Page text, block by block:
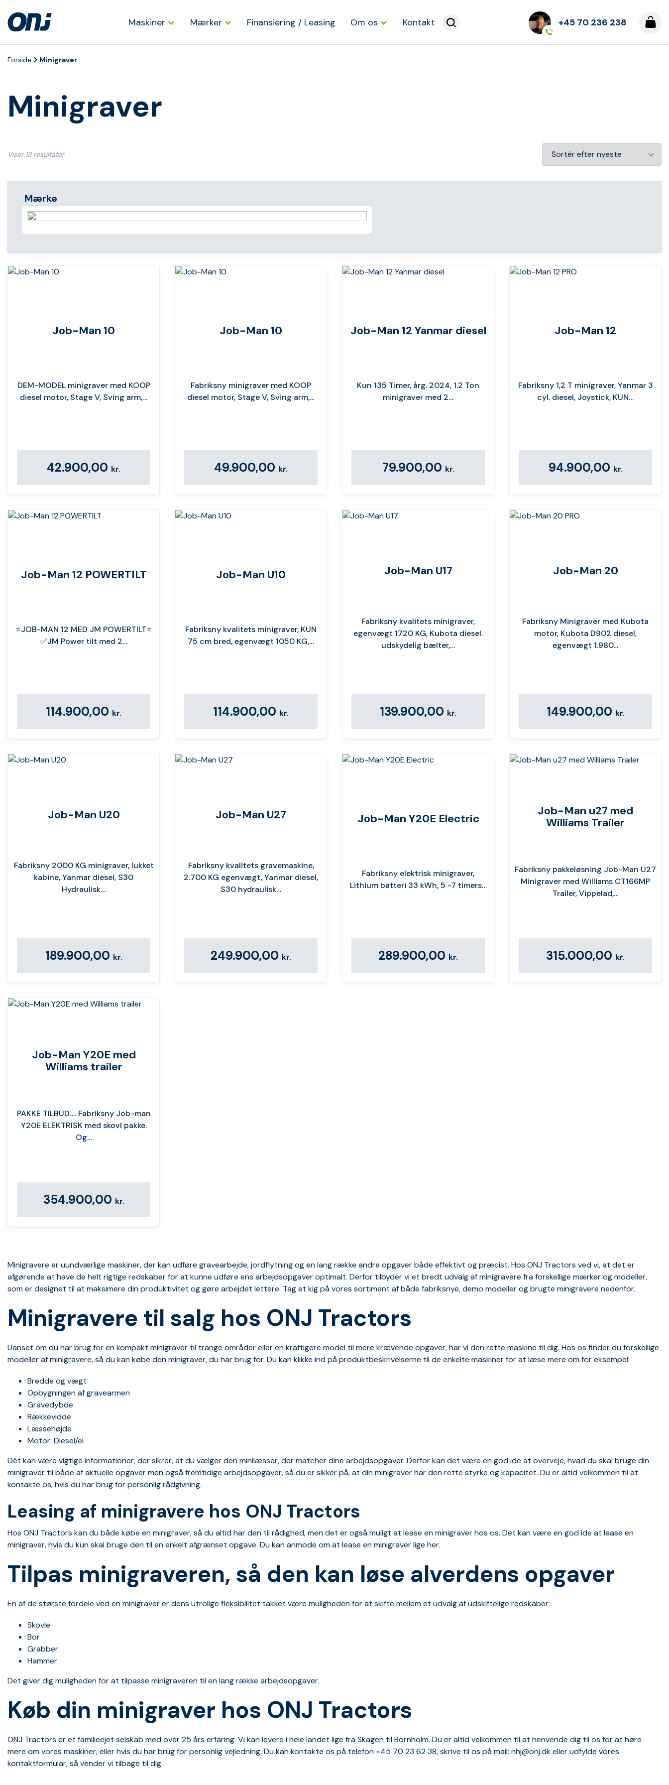
Maskiner Mærker Finansiering / Leasing Om os Kontakt +45 70 236 238
Forside Minigraver
Minigraver
Viser 13 resultater
Mærke
Job-Man 10
DEM-MODEL minigraver med KOOP
diesel motor, Stage V, Sving arm,…
42.900,00 kr.
Job-Man 10
Fabriksny minigraver med KOOP
diesel motor, Stage V, Sving arm,…
49.900,00 kr.
Job-Man 12 Yanmar diesel
Kun 135 Timer, årg. 2024, 1.2 Ton
minigraver med 2…
79.900,00 kr.
Job-Man 12
Fabriksny 1,2 T minigraver, Yanmar 3
cyl. diesel, Joystick, KUN…
94.900,00 kr.
Job-Man 12 POWERTILT
⭐️JOB-MAN 12 MED JM POWERTILT⭐️
✅JM Power tilt med 2…
114.900,00 kr.
Job-Man U10
Fabriksny kvalitets minigraver, KUN
75 cm bred, egenvægt 1050 KG,…
114.900,00 kr.
Job-Man U17
Fabriksny kvalitets minigraver,
egenvægt 1720 KG, Kubota diesel.
udskydelig bælter,…
139.900,00 kr.
Job-Man 20
Fabriksny Minigraver med Kubota
motor, Kubota D902 diesel,
egenvægt 1.980…
149.900,00 kr.
Job-Man U20
Fabriksny 2000 KG minigraver, lukket
kabine, Yanmar diesel, S30
Hydraulisk…
189.900,00 kr.
Job-Man U27
Fabriksny kvalitets gravemaskine,
2.700 KG egenvægt, Yanmar diesel,
S30 hydraulisk…
249.900,00 kr.
Job-Man Y20E Electric
Fabriksny elektrisk minigraver,
Lithium batteri 33 kWh, 5 -7 timers…
289.900,00 kr.
Job-Man u27 med
Williams Trailer
Fabriksny pakkeløsning Job-Man U27
Minigraver med Williams CT166MP
Trailer, Vippelad,…
315.000,00 kr.
Job-Man Y20E med
Williams trailer
PAKKE TILBUD…. Fabriksny Job-man
Y20E ️️ELEKTRISK med skovl pakke.
Og…
354.900,00 kr.
Minigravere er uundværlige maskiner, der kan udføre gravearbejde, jordflytning og en lang række andre opgaver både effektivt og præcist. Hos ONJ Tractors ved vi, at det er
afgørende at have de helt rigtige redskaber for at kunne udføre ens arbejdsopgaver optimalt. Derfor tilbyder vi et bredt udvalg af minigravere fra forskellige mærker og modeller,
som er designet til at maksimere din produktivitet og gøre arbejdet lettere. Tag et kig på vores sortiment af både fabriksnye, demo modeller og brugte minigravere nedenfor.
Minigravere til salg hos ONJ Tractors
Uanset om du har brug for en kompakt minigraver til trange områder eller en kraftigere model til mere krævende opgaver, har vi den rette maskine til dig. Hos os finder du forskellige
modeller af minigravere, så du kan købe den minigraver, du har brug for. Du kan klikke ind på produktbeskrivelserne til de enkelte maskiner for at læse mere om for eksempel:
Bredde og vægt
Opbygningen af gravearmen
Gravedybde
Rækkevidde
Læssehøjde
Motor: Diesel/el
Dét kan være vigtige informationer, der sikrer, at du vælger den minilæsser, der matcher dine arbejdsopgaver. Derfor kan det være en god ide at overveje, hvad du skal bruge din
minigraver til både af aktuelle opgaver men også fremtidige arbejdsopgaver, så du er sikker på, at din minigraver har den rette styrke og kapacitet. Du er altid velkommen til at
kontakte os,hvis du har brug for personlig rådgivning.
Leasing af minigravere hos ONJ Tractors
Hos ONJ Tractors kan du både købe en minigraver, så du altid har den til rådighed, men det er også muligt at lease en minigraver hos os. Det kan være en god ide at lease en
minigraver, hvis du kun skal bruge den til en enkelt afgrænset opgave. Du kan anmode om at lease en minigraver lige her.
Tilpas minigraveren, så den kan løse alverdens opgaver
En af de største fordele ved en minigraver er dens utrolige fleksibilitet takket være muligheden for at skifte mellem et udvalg af udskiftelige redskaber:
Skovle
Bor
Grabber
Hammer
Det giver dig muligheden for at tilpasse minigraveren til en lang række arbejdsopgaver.
Køb din minigraver hos ONJ Tractors
ONJ Tractors er et familieejet selskab med over 25 års erfaring. Vi kan levere i hele landet lige fra Skagen til Bornholm. Du er altid velkommen til at henvende dig til os for at høre
mere om vores maskiner, eller hvis du har brug for personlig vejledning. Du kan kontakte os på telefon +45 70 23 62 38, skrive til os på mail: nhj@onj.dkeller udfylde vores
kontaktformular, så vender vi tilbage til dig.